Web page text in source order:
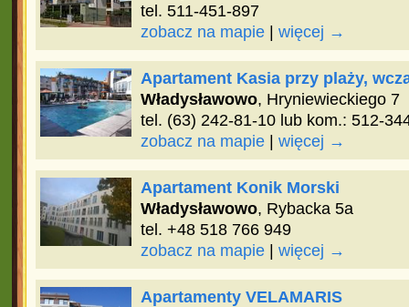
tel. 511-451-897
zobacz na mapie| więcej →
Apartament Kasia przy plaży,
Władysławowo, Hryniewieckiego 7
tel. (63) 242-81-10 lub kom.: 512-
zobacz na mapie| więcej →
Apartament Konik Morski
Władysławowo, Rybacka 5a
tel. +48 518 766 949
zobacz na mapie| więcej →
Apartamenty VELAMARIS